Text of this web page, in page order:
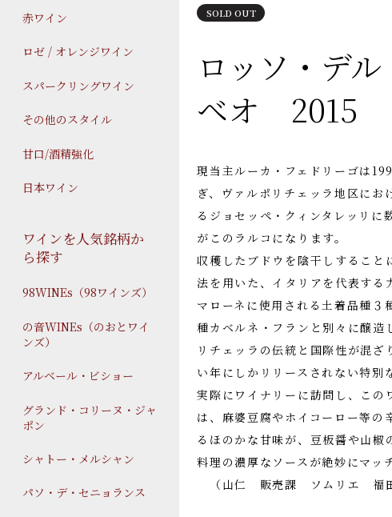
赤ワイン
ロゼ / オレンジワイン
スパークリングワイン
その他のスタイル
甘口/酒精強化
日本ワイン
ワインを人気銘柄か
ら探す
98WINEs（98ワインズ）
の音WINEs（のおとワイ
ンズ）
アルベール・ビショー
グランド・コリーヌ・ジャ
ポン
シャトー・メルシャン
パソ・デ・セニョランス
SOLD OUT
ロッソ・デ
ベオ 2015
現当主ルーカ・フェドリーゴは
ぎ、ヴァルポリチェッラ地区に
るジョセッペ・クィンタレッリ
がこのラルコになります。
収穫したブドウを陰干しすること
法を用いた、イタリアを代表する
マローネに使用される土着品種３
種カベルネ・フランと別々に醸造
リチェッラの伝統と国際性が混
い年にしかリリースされない特別
実際にワイナリーに訪問し、この
は、麻婆豆腐やホイコーロー等の
るほのかな甘味が、豆板醤や山
料理の濃厚なソースが絶妙に
（山仁 販売課 ソムリエ 福田